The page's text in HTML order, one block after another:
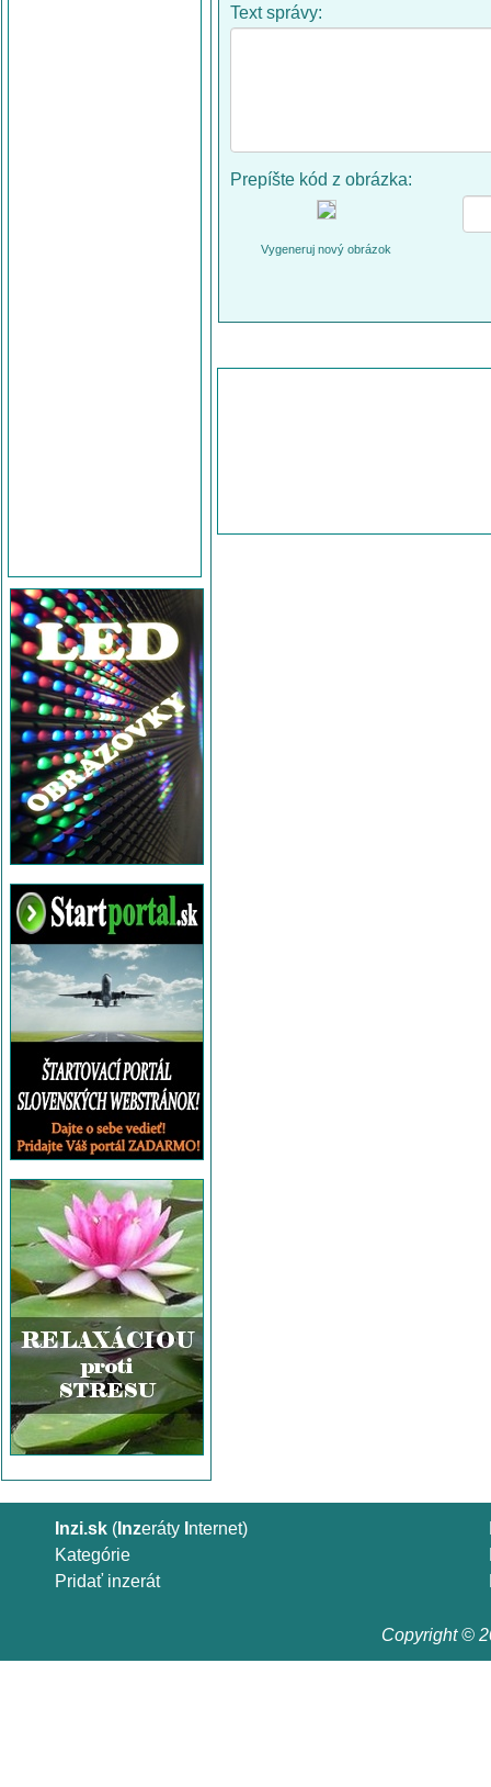
Text správy:
Prepíšte kód z obrázka:
Vygeneruj nový obrázok
Inzi.sk ( Inzeráty nternet)
Kategórie
Pridať inzerát
Copyright ©